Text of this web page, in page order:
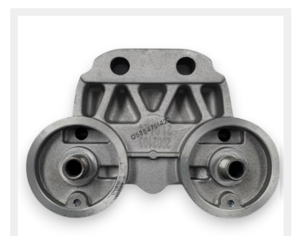
MARKALARIMIZ
İLETİŞİM